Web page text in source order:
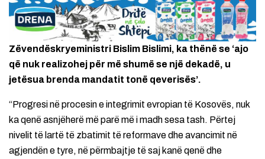
Zëvendëskryeministri Bislim Bislimi, ka thënë se ‘ajo
që nuk realizohej për më shumë se një dekadë, u
jetësua brenda mandatit tonë qeverisës’.
“Progresi në procesin e integrimit evropian të Kosovës, nuk
ka qenë asnjëherë më parë më i madh sesa tash. Përtej
nivelit të lartë të zbatimit të reformave dhe avancimit në
agjendën e tyre, në përmbajtje të saj kanë qenë dhe